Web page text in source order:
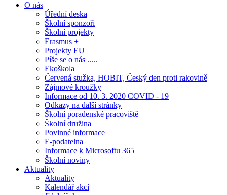
O nás
Úřední deska
Školní sponzoři
Školní projekty
Erasmus +
Projekty EU
Píše se o nás .....
Ekoškola
Červená stužka, HOBIT, Český den proti rakovině
Zájmové kroužky
Informace od 10. 3. 2020 COVID - 19
Odkazy na další stránky
Školní poradenské pracoviště
Školní družina
Povinné informace
E-podatelna
Informace k Microsoftu 365
Školní noviny
Aktuality
Aktuality
Kalendář akcí